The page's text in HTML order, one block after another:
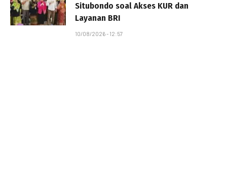
Situbondo soal Akses KUR dan
Layanan BRI
10/08/2026 - 12:57